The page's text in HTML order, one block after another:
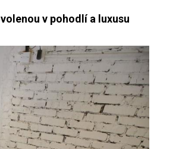
v pohodlí a luxusu